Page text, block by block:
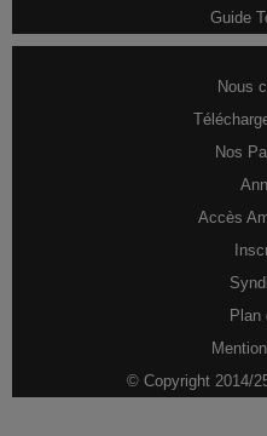
Guide
Nous
Nos
Accès
Plan
© Copyright 2014/